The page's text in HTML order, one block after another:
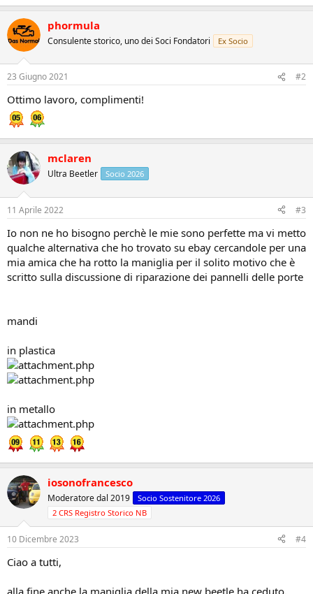
phormula
Consulente storico, uno dei Soci Fondatori Ex Socio
23 Giugno 2021 #2
Ottimo lavoro, complimenti!
mclaren
Ultra Beetler Socio 2026
11 Aprile 2022 #3
Io non ne ho bisogno perchè le mie sono perfette ma vi metto
qualche alternativa che ho trovato su ebay cercandole per una
mia amica che ha rotto la maniglia per il solito motivo che è
scritto sulla discussione di riparazione dei pannelli delle porte
mandi
in plastica
in metallo
iosonofrancesco
Moderatore dal 2019
Socio Sostenitore 2026
2 CRS Registro Storico NB
10 Dicembre 2023 #4
Ciao a tutti,
alla fine anche la maniglia della mia new beetle ha ceduto.